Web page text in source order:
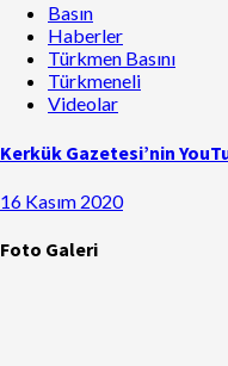
Basın
Haberler
Türkmen Basını
Türkmeneli
Videolar
Kerkük Gazetesi’nin
16 Kasım 2020
Foto Galeri